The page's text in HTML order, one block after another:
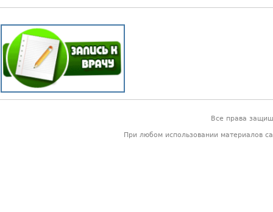
Все права
При любом использовании материалов